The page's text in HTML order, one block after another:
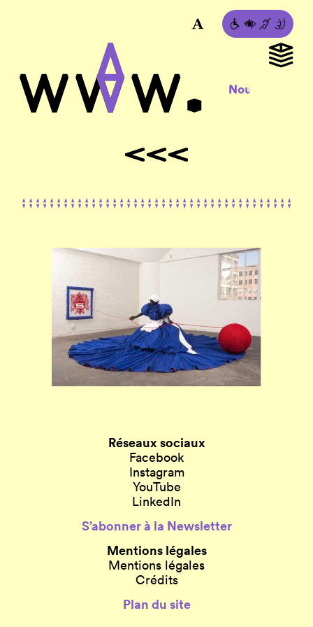
Réseaux sociaux
Facebook
Instagram
YouTube
LinkedIn
S’abonner à la Newsletter
Mentions légales
Mentions légales
Crédits
Plan du site